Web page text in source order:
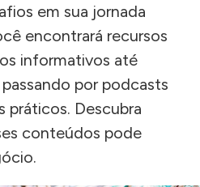
em sua jornada
encontrará recursos
informativos até
por podcasts
práticos. Descubra
conteúdos pode